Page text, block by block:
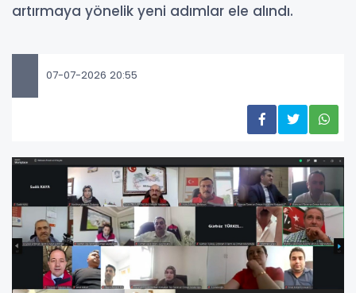
artırmaya yönelik yeni adımlar ele alındı.
07-07-2026 20:55